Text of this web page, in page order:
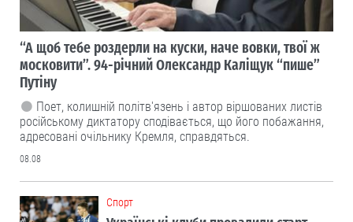
“А щоб тебе роздерли на куски, наче вовки, твої ж
московити”. 94-річний Олександр Каліщук “пише”
Путіну
Поет, колишній політв'язень і автор віршованих листів
російському диктатору сподівається, що його побажання,
адресовані очільнику Кремля, справдяться.
08.08
Cпорт